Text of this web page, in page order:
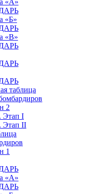
«А»
«Б»
«В»
таблица
2
I
II
1
«А»